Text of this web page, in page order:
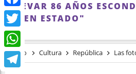
Facebook
Twitter
WhatsApp
LLEVAR 86 AÑOS
BUEN ESTADO"
Inicio Cultura República Las fotos inéditas de